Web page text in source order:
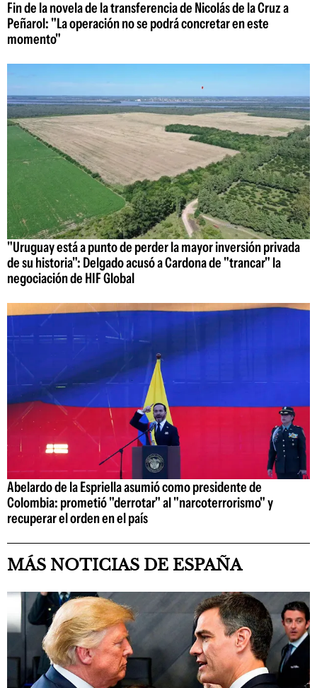
Fin de la novela de la transferencia de Nicolás de la Cruz a
Peñarol: "La operación no se podrá concretar en este
momento"
"Uruguay está a punto de perder la mayor inversión privada
de su historia": Delgado acusó a Cardona de "trancar" la
negociación de HIF Global
Abelardo de la Espriella asumió como presidente de
Colombia: prometió "derrotar" al "narcoterrorismo" y
recuperar el orden en el país
MÁS NOTICIAS DE ESPAÑA